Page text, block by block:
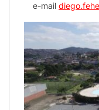
e-mail